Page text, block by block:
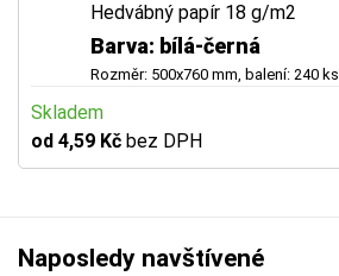
Hedvábný papír 18 g/m2
Barva: bílá-černá
Rozměr: 500x760 mm, balení: 240 ks
Skladem
od 4,59 Kč bez DPH
Naposledy navštívené